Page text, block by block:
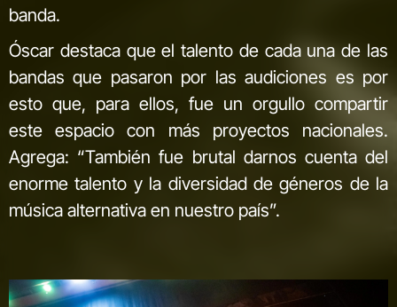
banda.
Óscar destaca que el talento de cada una de las
bandas que pasaron por las audiciones es por
esto que, para ellos, fue un orgullo compartir
este espacio con más proyectos nacionales.
Agrega: “También fue brutal darnos cuenta del
enorme talento y la diversidad de géneros de la
música alternativa en nuestro país”.